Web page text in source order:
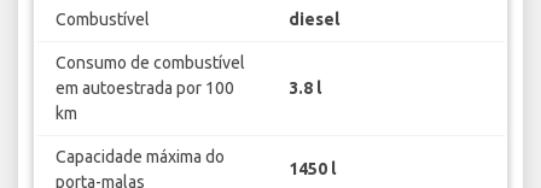
Combustível diesel
Consumo de combustível
em autoestrada por 100
km
3.8 l
Capacidade máxima do
porta-malas
1450 l